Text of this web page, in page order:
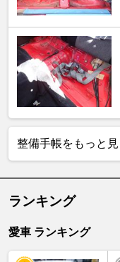
整備手帳をもっと見
ランキング
愛車 ランキング